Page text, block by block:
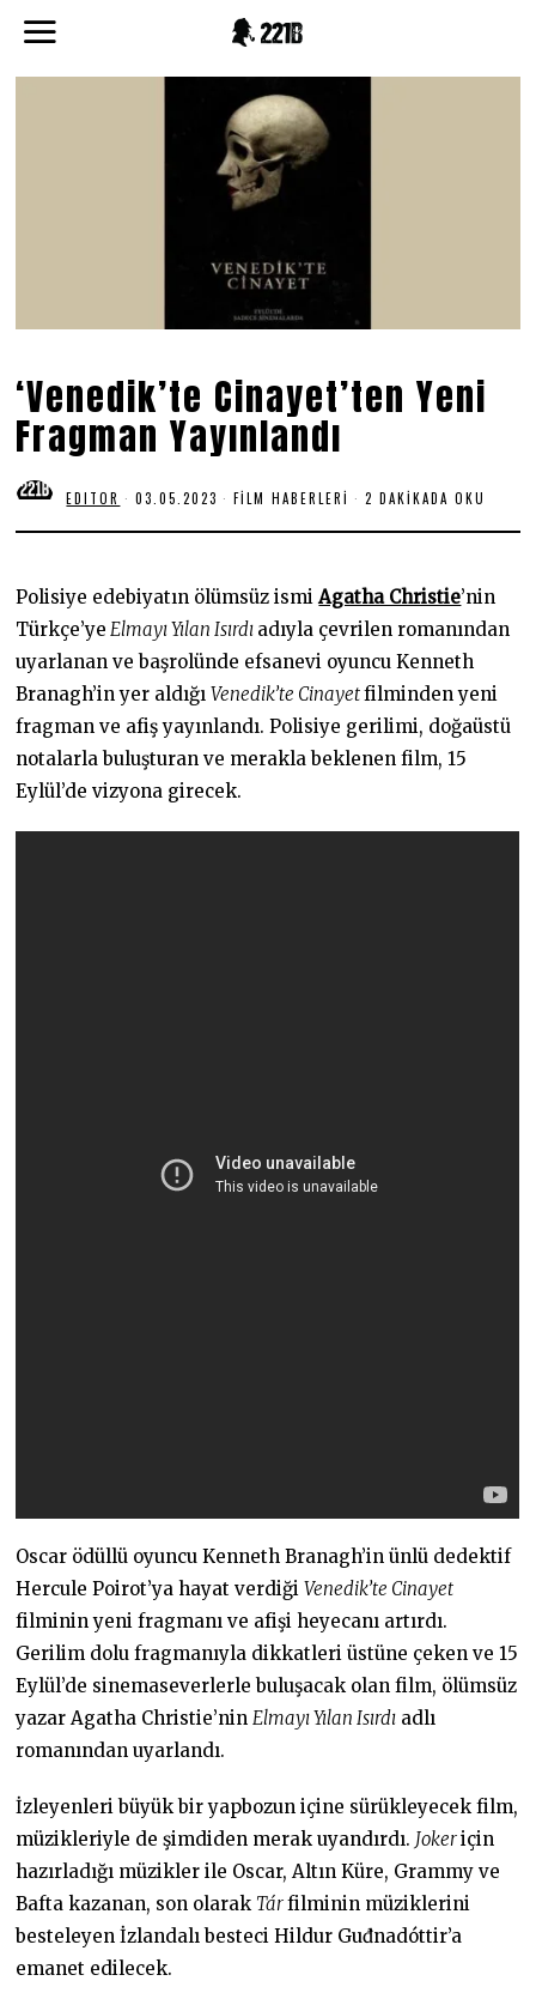
‘Venedik’te Cinayet’ten Yeni
Fragman Yayınlandı
EDITOR 03.05.2023 0
.
.
2
0
2
3
FILM HABERLERI 2 DAKIKADA OKU
Polisiye edebiyatın ölümsüz ismiAgatha Christie’nin
Türkçe’ye Elmayı Yılan Isırdı adıyla çevrilen romanından
uyarlanan ve başrolünde efsanevi oyuncu Kenneth
Branagh’in yer aldığıVenedik’te Cinayetfilminden yeni
fragman ve afiş yayınlandı. Polisiye gerilimi, doğaüstü
notalarla buluşturan ve merakla beklenen film, 15
Eylül’de vizyona girecek.
Oscar ödüllü oyuncu Kenneth Branagh’in ünlü dedektif
Hercule Poirot’ya hayat verdiğiVenedik’te Cinayet
filminin yeni fragmanı ve afişi heyecanı artırdı.
Gerilim dolu fragmanıyla dikkatleri üstüne çeken ve 15
Eylül’de sinemaseverlerle buluşacak olan film, ölümsüz
yazar Agatha Christie’ninElmayı Yılan Isırdı adlı
romanından uyarlandı.
İzleyenleri büyük bir yapbozun içine sürükleyecek film,
müzikleriyle de şimdiden merak uyandırdı. Jokeriçin
hazırladığı müzikler ile Oscar, Altın Küre, Grammy ve
Bafta kazanan, son olarak Tárfilminin müziklerini
besteleyen İzlandalı besteci Hildur Guđnadóttir’a
emanet edilecek.